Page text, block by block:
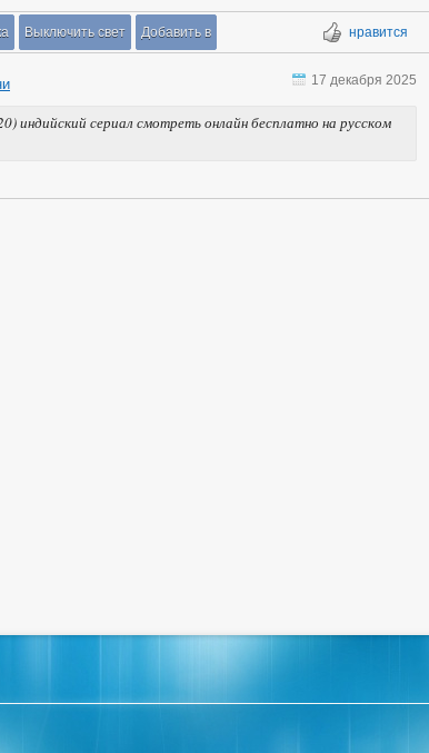
нравится
Выключить свет Добавить в
индийский сериал смотреть онлайн бесплатно на русском
17 декабря 2025